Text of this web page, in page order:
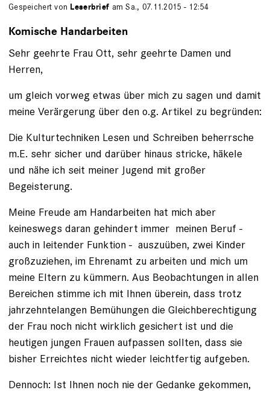
Gespeichert von Leserbrief am Sa., 07.11.2015 - 12:54
Komische Handarbeiten
Sehr geehrte Frau Ott, sehr geehrte Damen und
Herren,
um gleich vorweg etwas über mich zu sagen und damit
meine Verärgerung über den o.g. Artikel zu begründen:
Die Kulturtechniken Lesen und Schreiben beherrsche
m.E. sehr sicher und darüber hinaus stricke, häkele
und nähe ich seit meiner Jugend mit großer
Begeisterung.
Meine Freude am Handarbeiten hat mich aber
keineswegs daran gehindert immer meinen Beruf -
auch in leitender Funktion - auszuüben, zwei Kinder
großzuziehen, im Ehrenamt zu arbeiten und mich um
meine Eltern zu kümmern. Aus Beobachtungen in allen
Bereichen stimme ich mit Ihnen überein, dass trotz
jahrzehntelangen Bemühungen die Gleichberechtigung
der Frau noch nicht wirklich gesichert ist und die
heutigen jungen Frauen aufpassen sollten, dass sie
bisher Erreichtes nicht wieder leichtfertig aufgeben.
Dennoch: Ist Ihnen noch nie der Gedanke gekommen,